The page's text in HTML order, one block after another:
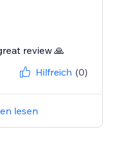
review 🙏
Hilfreich (0)
lesen